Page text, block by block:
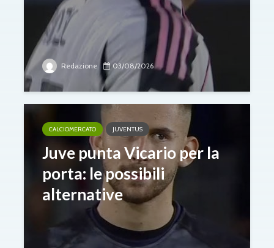
Redazione 03/08/2026
CALCIOMERCATO JUVENTUS
Juve punta Vicario per la
porta: le possibili
alternative